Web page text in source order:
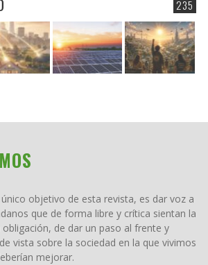
235
objetivo de esta revista, es dar voz a
que de forma libre y crítica sientan la
obligación, de dar un paso al frente y
vista sobre la sociedad en la que vivimos
mejorar.